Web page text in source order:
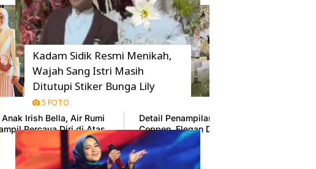
Irish Bella, Air Rumi
Percaya Diri di Atas
Detail Penampilan Inka Andestha di
Coppen, Elegan Dampingi Pratama Arhan
17 Juni 2026
Kadam Sidik Resmi Menikah,
Wajah Sang Istri Masih
Ditutupi Stiker Bunga Lily
5 FOTO